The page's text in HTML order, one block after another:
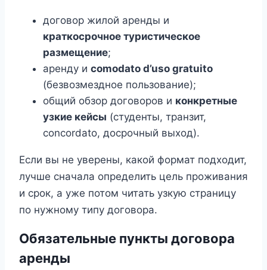
договор жилой аренды и
краткосрочное туристическое
размещение;
аренду и comodato d’uso gratuito
(безвозмездное пользование);
общий обзор договоров и конкретные
узкие кейсы (студенты, транзит,
concordato, досрочный выход).
Если вы не уверены, какой формат подходит,
лучше сначала определить цель проживания
и срок, а уже потом читать узкую страницу
по нужному типу договора.
Обязательные пункты договора
аренды